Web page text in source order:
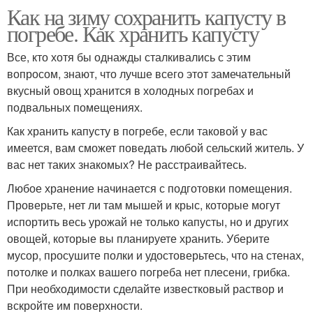
Как на зиму сохранить капусту в
погребе. Как хранить капусту
Все, кто хотя бы однажды сталкивались с этим
вопросом, знают, что лучше всего этот замечательный
вкусный овощ хранится в холодных погребах и
подвальных помещениях.
Как хранить капусту в погребе, если таковой у вас
имеется, вам сможет поведать любой сельский житель. У
вас нет таких знакомых? Не расстраивайтесь.
Любое хранение начинается с подготовки помещения.
Проверьте, нет ли там мышей и крыс, которые могут
испортить весь урожай не только капусты, но и других
овощей, которые вы планируете хранить. Уберите
мусор, просушите полки и удостоверьтесь, что на стенах,
потолке и полках вашего погреба нет плесени, грибка.
При необходимости сделайте известковый раствор и
вскройте им поверхности.